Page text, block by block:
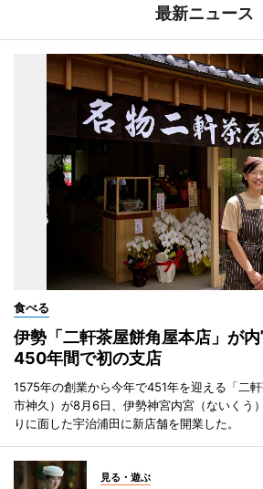
最新ニュース
食べる
伊勢「二軒茶屋餅角屋本店」が
450年間で初の支店
1575年の創業から今年で451年を迎える「二
市神久）が8月6日、伊勢神宮内宮（ないくう
りに面した宇治浦田に新店舗を開業した。
見る・遊ぶ